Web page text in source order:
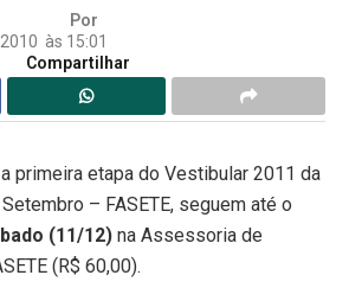
Por
às 15:01
Compartilhar
primeira etapa do Vestibular 2011 da
– FASETE, seguem até o
(11/12) na Assessoria de
(R$ 60,00).